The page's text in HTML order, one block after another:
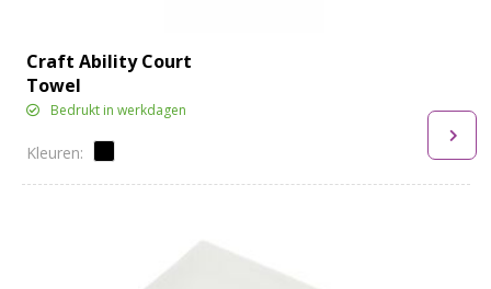
Craft Ability Court
Towel
Bedrukt in werkdagen